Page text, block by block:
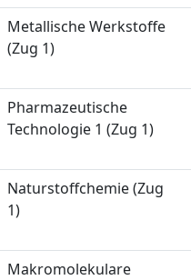
Metallische Werkstoffe
(Zug 1)
Pharmazeutische
Technologie 1 (Zug 1)
Naturstoffchemie (Zug
1)
Makromolekulare